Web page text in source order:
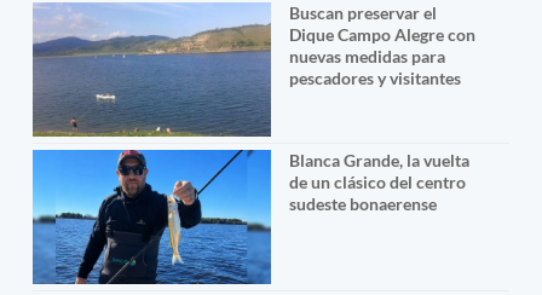
Buscan preservar el
Dique Campo Alegre con
nuevas medidas para
pescadores y visitantes
Blanca Grande, la vuelta
de un clásico del centro
sudeste bonaerense